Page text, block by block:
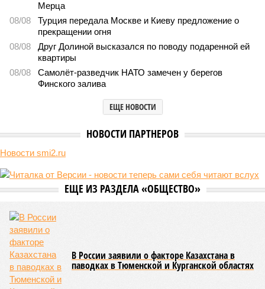
Мерца
08/08
Турция передала Москве и Киеву предложение о
прекращении огня
08/08
Друг Долиной высказался по поводу подаренной ей
квартиры
08/08
Самолёт-разведчик НАТО замечен у берегов
Финского залива
ЕЩЕ НОВОСТИ
НОВОСТИ ПАРТНЕРОВ
Новости smi2.ru
ЕЩЕ ИЗ РАЗДЕЛА «ОБЩЕСТВО»
В России заявили о факторе Казахстана в
паводках в Тюменской и Курганской областях